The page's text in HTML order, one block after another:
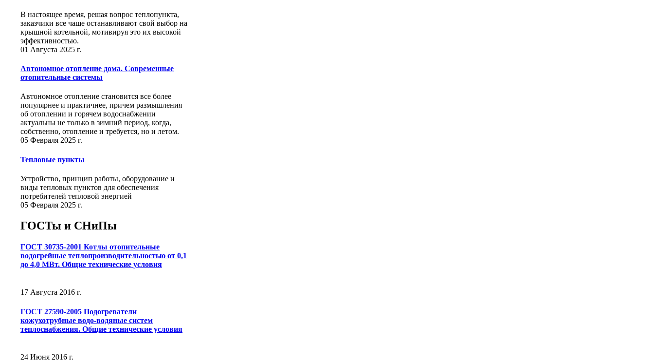
В настоящее время, решая вопрос теплопункта,
заказчики все чаще останавливают свой выбор на
крышной котельной, мотивируя это их высокой
эффективностью.
01 Августа 2025 г.
Автономное отопление дома. Современные
отопительные системы
Автономное отопление становится все более
популярнее и практичнее, причем размышления
об отоплении и горячем водоснабжении
актуальны не только в зимний период, когда,
собственно, отопление и требуется, но и летом.
05 Февраля 2025 г.
Тепловые пункты
Устройство, принцип работы, оборудование и
виды тепловых пунктов для обеспечения
потребителей тепловой энергией
05 Февраля 2025 г.
ГОСТы и СНиПы
ГОСТ 30735-2001 Котлы отопительные
водогрейные теплопроизводительностью от 0,1
до 4,0 МВт. Общие технические условия
17 Августа 2016 г.
ГОСТ 27590-2005 Подогреватели
кожухотрубные водо-водяные систем
теплоснабжения. Общие технические условия
24 Июня 2016 г.